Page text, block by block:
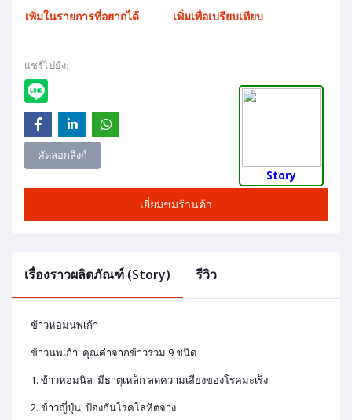
เพิ่มในรายการที่อยากได้ เพิ่มเพื่อเปรียบเทียบ
แชร์ไปยัง:
คัดลอกลิงก์
เยี่ยมชมร้านค้า
Story
เรื่องราวผลิตภัณฑ์ (Story) รีวิว
ข้าวหอมนพเก้า
ข้าวนพเก้า คุณค่าจากข้าวรวม 9 ชนิด
1. ข้าวหอมนิล มีธาตุเหล็ก ลดความเสี่ยงของโรคมะเร็ง
2. ข้าวญี่ปุ่น ป้องกันโรคโลหิตจาง